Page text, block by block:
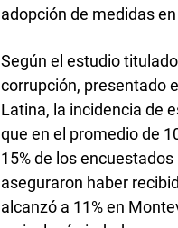
adopción de medidas
Según el estudio
corrupción, presentado
Latina, la incidencia de
que en el promedio de
15% de los
aseguraron haber
alcanzó a 11% en